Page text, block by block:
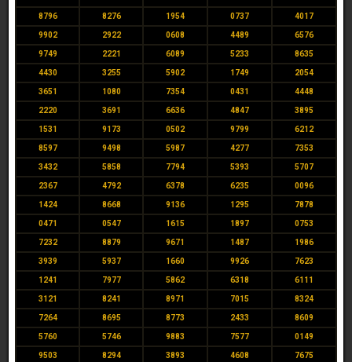
8796 8276 1954 0737 4017
9902 2922 0608 4489 6576
9749 2221 6089 5233 8635
4430 3255 5902 1749 2054
3651 1080 7354 0431 4448
2220 3691 6636 4847 3895
1531 9173 0502 9799 6212
8597 9498 5987 4277 7353
3432 5858 7794 5393 5707
2367 4792 6378 6235 0096
1424 8668 9136 1295 7878
0471 0547 1615 1897 0753
7232 8879 9671 1487 1986
3939 5937 1660 9926 7623
1241 7977 5862 6318 6111
3121 8241 8971 7015 8324
7264 8695 8773 2433 8609
5760 5746 9883 7577 0149
9503 8294 3893 4608 7675